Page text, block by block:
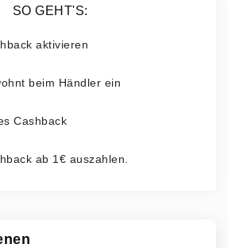
SO GEHT'S:
aktivieren
beim Händler ein
Cashback
ab 1€ auszahlen.